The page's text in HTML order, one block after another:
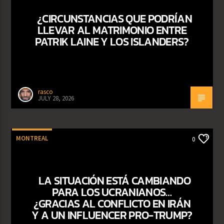
¿CIRCUNSTANCIAS QUE PODRÍAN
LLEVAR AL MATRIMONIO ENTRE
PATRIK LAINE Y LOS ISLANDERS?
rasco
JULY 28, 2026
MONTREAL 0
LA SITUACIÓN ESTÁ CAMBIANDO
PARA LOS UCRANIANOS…
¿GRACIAS AL CONFLICTO EN IRÁN
Y A UN INFLUENCER PRO-TRUMP?